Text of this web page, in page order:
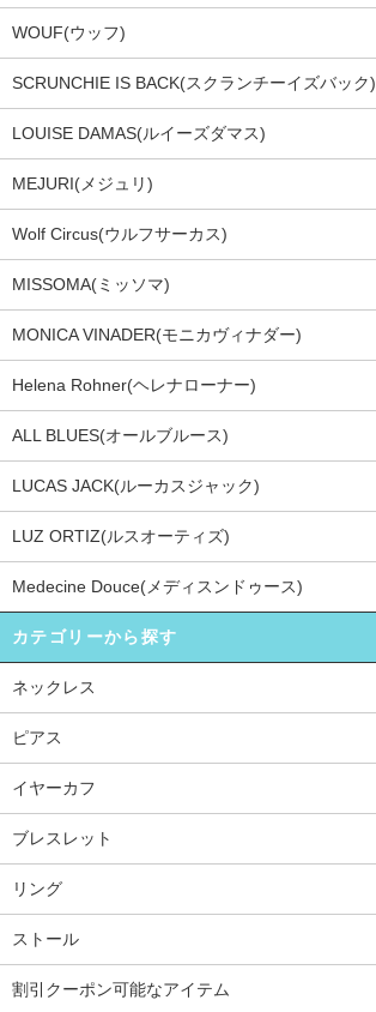
WOUF(ウッフ)
SCRUNCHIE IS BACK(スクランチーイズバック)
LOUISE DAMAS(ルイーズダマス)
MEJURI(メジュリ)
Wolf Circus(ウルフサーカス)
MISSOMA(ミッソマ)
MONICA VINADER(モニカヴィナダー)
Helena Rohner(ヘレナローナー)
ALL BLUES(オールブルース)
LUCAS JACK(ルーカスジャック)
LUZ ORTIZ(ルスオーティズ)
Medecine Douce(メディスンドゥース)
カテゴリーから探す
ネックレス
ピアス
イヤーカフ
ブレスレット
リング
ストール
割引クーポン可能なアイテム